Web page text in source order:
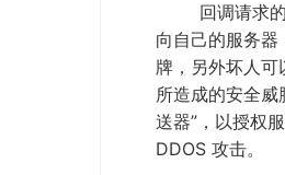
回调请求的设
向自己的服务
牌，另外坏人
所造成的安全
送器”，以授权
DDOS 攻击。